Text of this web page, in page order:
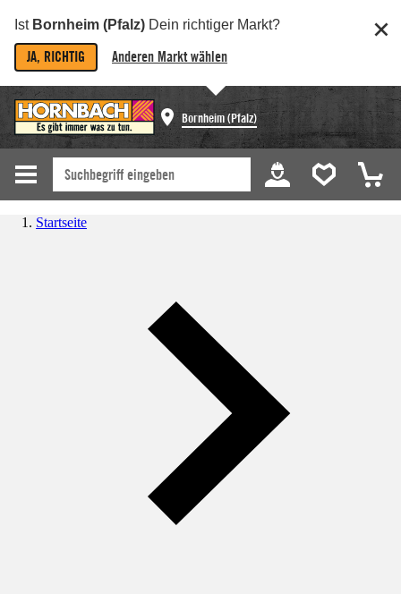
Ist Bornheim (Pfalz) Dein richtiger Markt?
JA, RICHTIG Anderen Markt wählen
Bornheim (Pfalz)
Startseite